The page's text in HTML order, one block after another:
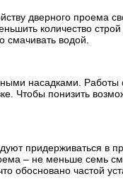
дверного проема
количество строй
водой.
насадками.
Чтобы понизить
придерживаться в
– не меньше семь
обосновано частой